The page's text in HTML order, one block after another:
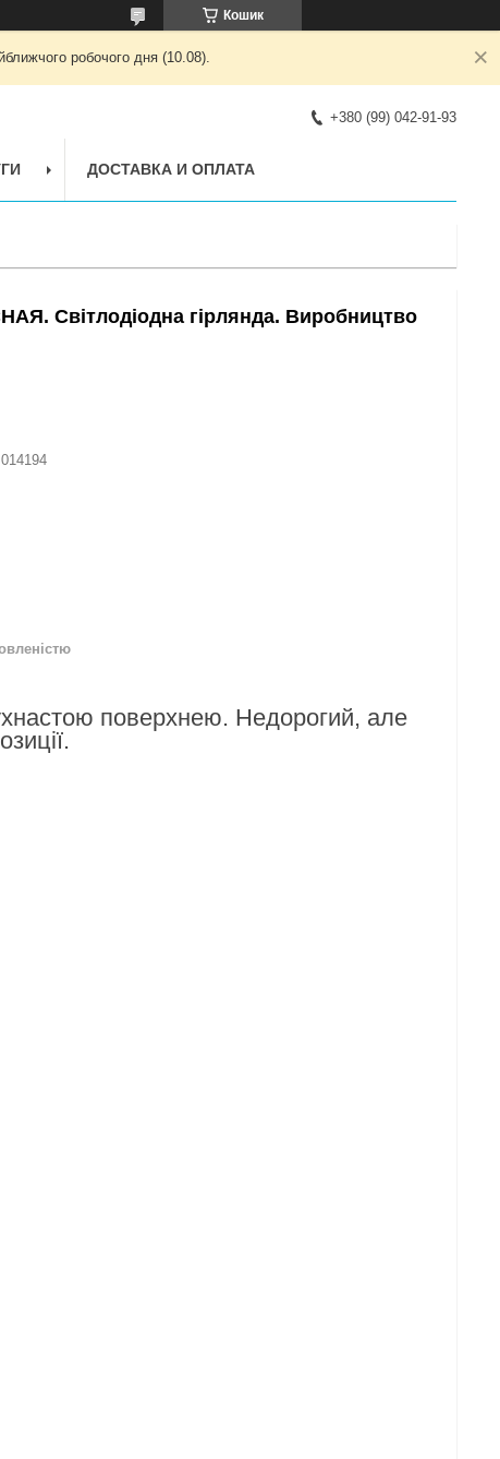
Кошик
робочого дня (10.08).
+380 (99) 042-91-93
ДОСТАВКА И ОПЛАТА
Світлодіодна гірлянда. Виробництво
014194
поверхнею. Недорогий, але